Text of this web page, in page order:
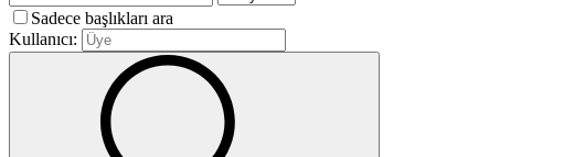
Sadece başlıkları ara
Kullanıcı: